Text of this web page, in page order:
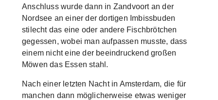
Anschluss wurde dann in Zandvoort an der
Nordsee an einer der dortigen Imbissbuden
stilecht das eine oder andere Fischbrötchen
gegessen, wobei man aufpassen musste, dass
einem nicht eine der beeindruckend großen
Möwen das Essen stahl.
Nach einer letzten Nacht in Amsterdam, die für
manchen dann möglicherweise etwas weniger